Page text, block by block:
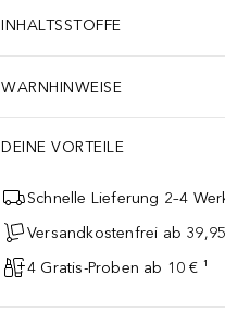
INHALTSSTOFFE
WARNHINWEISE
DEINE VORTEILE
Schnelle Lieferung 2–4
Versandkostenfrei ab
4 Gratis-Proben ab 10 € ¹